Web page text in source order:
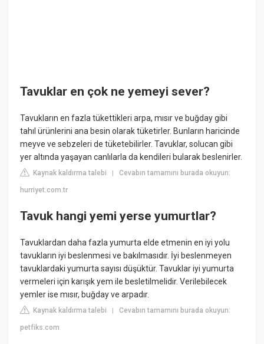
Tavuklar en çok ne yemeyi sever?
Tavukların en fazla tükettikleri arpa, mısır ve buğday gibi
tahıl ürünlerini ana besin olarak tüketirler. Bunların haricinde
meyve ve sebzeleri de tüketebilirler. Tavuklar, solucan gibi
yer altında yaşayan canlılarla da kendileri bularak beslenirler.
Kaynak kaldırma talebi |Cevabın tamamını burada okuyun:
hurriyet.com.tr
Tavuk hangi yemi yerse yumurtlar?
Tavuklardan daha fazla yumurta elde etmenin en iyi yolu
tavukların iyi beslenmesi ve bakılmasıdır. İyi beslenmeyen
tavuklardaki yumurta sayısı düşüktür. Tavuklar iyi yumurta
vermeleri için karışık yem ile besletilmelidir. Verilebilecek
yemler ise mısır, buğday ve arpadır.
Kaynak kaldırma talebi |Cevabın tamamını burada okuyun:
petfiks.com